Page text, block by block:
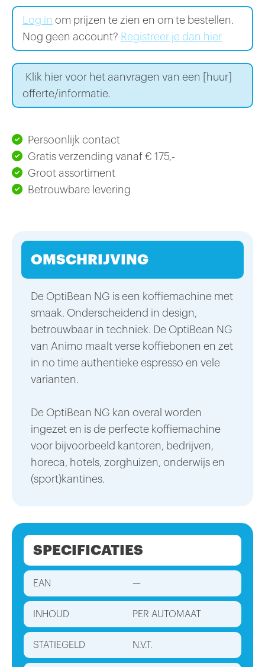
Log in om prijzen te zien en om te bestellen.
Nog geen account? Registreer je dan hier
Klik hier voor het aanvragen van een [huur]
offerte/informatie.
Persoonlijk contact
Gratis verzending vanaf € 175,-
Groot assortiment
Betrouwbare levering
OMSCHRIJVING
De OptiBean NG is een koffiemachine met
smaak. Onderscheidend in design,
betrouwbaar in techniek. De OptiBean NG
van Animo maalt verse koffiebonen en zet
in no time authentieke espresso en vele
varianten.
De OptiBean NG kan overal worden
ingezet en is de perfecte koffiemachine
voor bijvoorbeeld kantoren, bedrijven,
horeca, hotels, zorghuizen, onderwijs en
(sport)kantines.
SPECIFICATIES
EAN —
INHOUD PER AUTOMAAT
STATIEGELD N.V.T.